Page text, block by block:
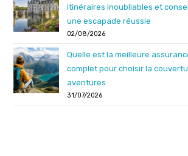
itinéraires inoubliables et
une escapade réussie
02/08/2026
Quelle est la meilleure
complet pour choisir la
aventures
31/07/2026